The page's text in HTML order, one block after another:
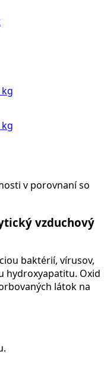
kg
kg
v porovnaní so
vzduchový
baktérií, vírusov,
hydroxyapatitu. Oxid
látok na